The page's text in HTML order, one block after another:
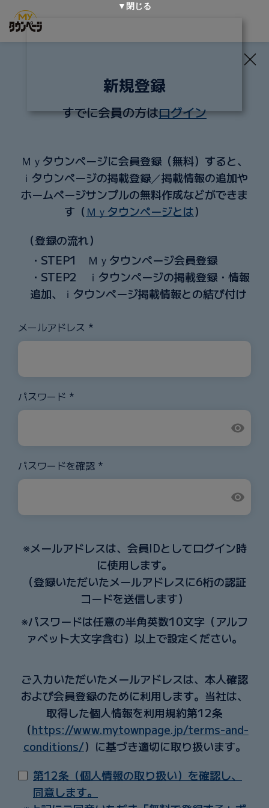
新規登録
すでに会員の方はログイン
Ｍｙタウンページに会員登録（無料）すると、
ｉタウンページの掲載登録／掲載情報の追加や
ホームページサンプルの無料作成などができま
す（Ｍｙタウンページとは）
（登録の流れ）
・STEP1 Ｍｙタウンページ会員登録
・STEP2 ｉタウンページの掲載登録・情報
追加、ｉタウンページ掲載情報との結び付け
メールアドレス *
パスワード *
visibility
パスワードを確認 *
visibility
※メールアドレスは、会員IDとしてログイン時
に使用します。
（登録いただいたメールアドレスに6桁の認証
コードを送信します）
※パスワードは任意の半角英数10文字（アルフ
ァベット大文字含む）以上で設定ください。
ご入力いただいたメールアドレスは、本人確認
および会員登録のために利用します。当社は、
取得した個人情報を利用規約第12条
（https://www.mytownpage.jp/terms-and-
conditions/）に基づき適切に取り扱います。
第12条（個人情報の取り扱い）を確認し、
同意します。
▼閉じる